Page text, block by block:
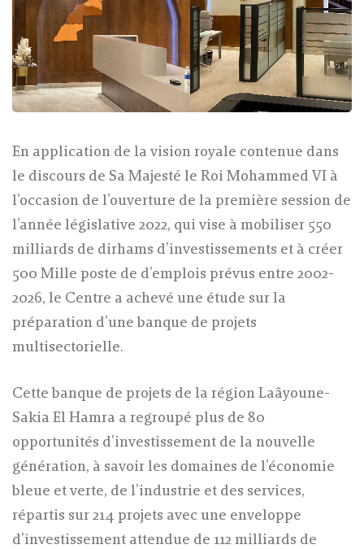
En application de la vision royale contenue dans
le discours de Sa Majesté le Roi Mohammed VI à
l’occasion de l’ouverture de la première session de
l’année législative 2022, qui vise à mobiliser 550
milliards de dirhams d’investissements et à créer
500 Mille poste de d’emplois prévus entre 2002-
2026, le Centre a achevé une étude sur la
préparation d’une banque de projets
multisectorielle.
Cette banque de projets de la région Laâyoune-
Sakia El Hamra a regroupé plus de 80
opportunités d’investissement de la nouvelle
génération, à savoir les domaines de l’économie
bleue et verte, de l’industrie et des services,
répartis sur 214 projets avec une enveloppe
d’investissement attendue de 112 milliards de